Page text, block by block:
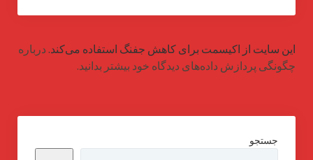
این سایت از اکیسمت برای کاهش جفنگ استفاده می‌کند. درباره
چگونگی پردازش داده‌های دیدگاه خود بیشتر بدانید.
جستجو